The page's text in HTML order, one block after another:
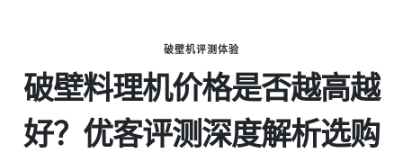
破壁机评测体验
破壁料理机价格是否越高越
好？优客评测深度解析选购